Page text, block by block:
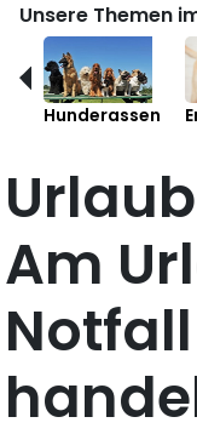
Unsere Themen
Hunderassen
Am